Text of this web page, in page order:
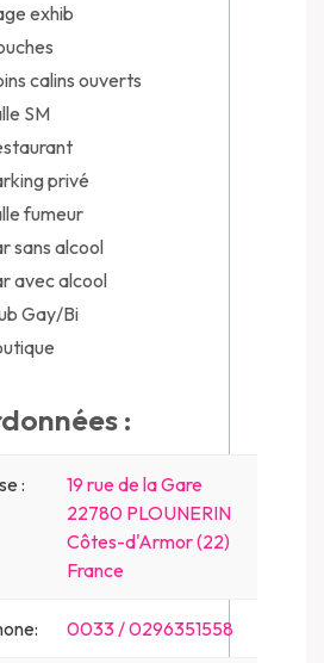
exhib
calins ouverts
SM
privé
fumeur
sans alcool
avec alcool
Gay/Bi
:
:
19 rue de la Gare
22780 PLOUNERIN
Côtes-d'Armor (22)
France
0033 / 0296351558